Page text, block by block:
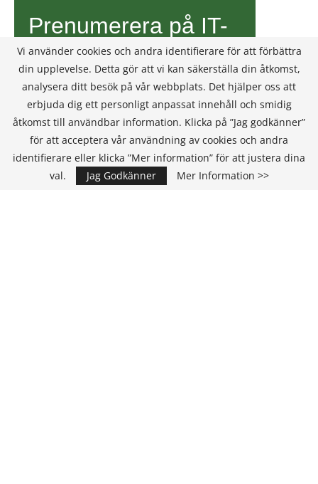
Vi använder cookies och andra identifierare för att förbättra
din upplevelse. Detta gör att vi kan säkerställa din åtkomst,
analysera ditt besök på vår webbplats. Det hjälper oss att
erbjuda dig ett personligt anpassat innehåll och smidig
åtkomst till användbar information. Klicka på ”Jag godkänner”
för att acceptera vår användning av cookies och andra
identifierare eller klicka ”Mer information” för att justera dina
val.
Jag Godkänner Mer Information >>